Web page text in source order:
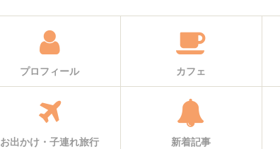
プロフィール カフェ
お出かけ・子連れ旅行 新着記事